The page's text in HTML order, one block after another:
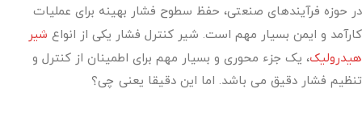
در حوزه فرآیندهای صنعتی، حفظ سطوح فشار بهینه برای عملیات
کارآمد و ایمن بسیار مهم است. شیر کنترل فشار یکی از انواع شیر
هیدرولیک، یک جزء محوری و بسیار مهم برای اطمینان از کنترل و
تنظیم فشار دقیق می باشد. اما این دقیقا یعنی چی؟